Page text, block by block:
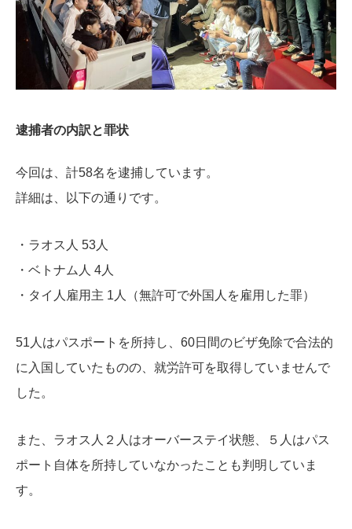
逮捕者の内訳と罪状
今回は、計58名を逮捕しています。
詳細は、以下の通りです。
・ラオス人 53人
・ベトナム人 4人
・タイ人雇用主 1人（無許可で外国人を雇用した罪）
51人はパスポートを所持し、60日間のビザ免除で合法的
に入国していたものの、就労許可を取得していませんで
した。
また、ラオス人２人はオーバーステイ状態、５人はパス
ポート自体を所持していなかったことも判明していま
す。